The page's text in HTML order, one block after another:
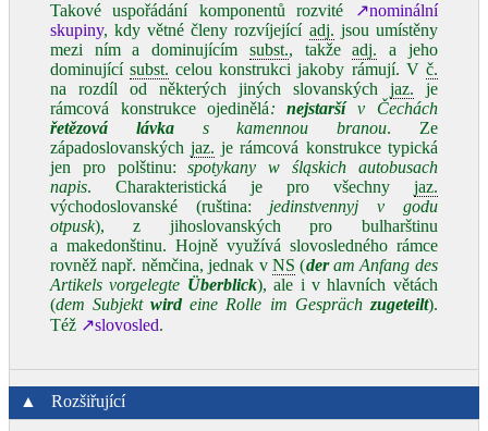
Takové uspořádání komponentů rozvité
↗nominální
skupiny, kdy větné členy rozvíjející adj. jsou umístěny
mezi ním a dominujícím subst., takžeadj. a jeho
dominujícísubst. celou konstrukci jakoby rámují. V č.
na rozdíl od některých jiných slovanských jaz. je
rámcová konstrukce ojedinělá: nejstaršív Čechách
řetězová lávka
s kamennou branou. Ze
západoslovanskýchjaz. je rámcová konstrukce typická
jen pro polštinu:spotykany w śląskich autobusach
napis. Charakteristická je pro všechny jaz.
východoslovanské (ruština: jedinstvennyj v godu
otpusk), z jihoslovanských pro bulharštinu
a makedonštinu. Hojně využívá slovosledného rámce
rovněž např. němčina, jednak vNS (der am Anfang des
Artikels vorgelegte Überblick), ale i v hlavních větách
(dem Subjekt wird eine Rolle im Gespräch zugeteilt).
Též ↗slovosled.
▲ Rozšiřující